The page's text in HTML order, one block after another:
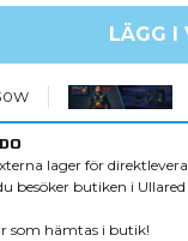
LÄGG I
lager för
besöker butiken i
som hämtas i butik!